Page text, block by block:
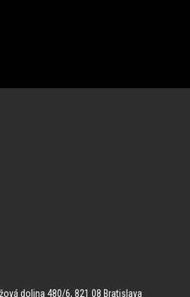
dolina 480/6, 821 08 Bratislava